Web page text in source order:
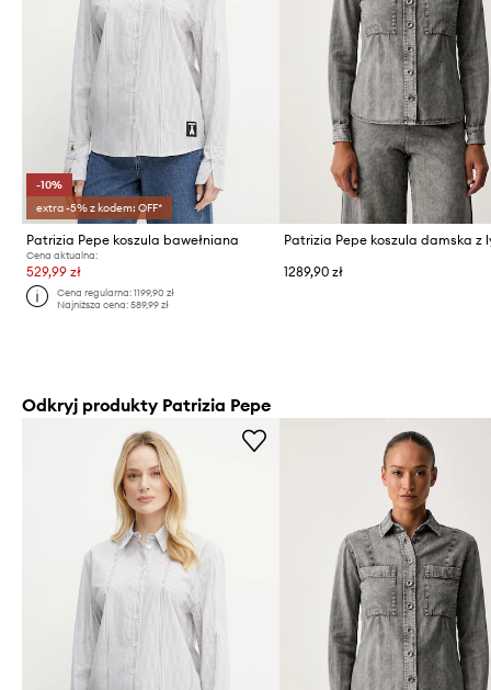
-10%
extra -5% z kodem: OFF*
Patrizia Pepe koszula bawełniana
Cena aktualna:
529,99 zł
Cena regularna:1199,90 zł
Najniższa cena:589,99 zł
1289,90 zł
Odkryj produkty Patrizia Pepe